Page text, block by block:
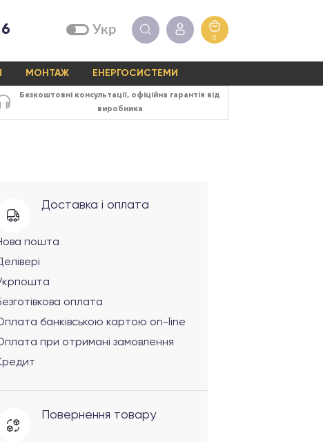
Укр
0
МОНТАЖ ЕНЕРГОСИСТЕМИ
Безкоштовні консультації, офіційна гарантія від
виробника
Доставка і оплата
пошта
оплата
банківською картою on-line
при отримані замовлення
Повернення товару